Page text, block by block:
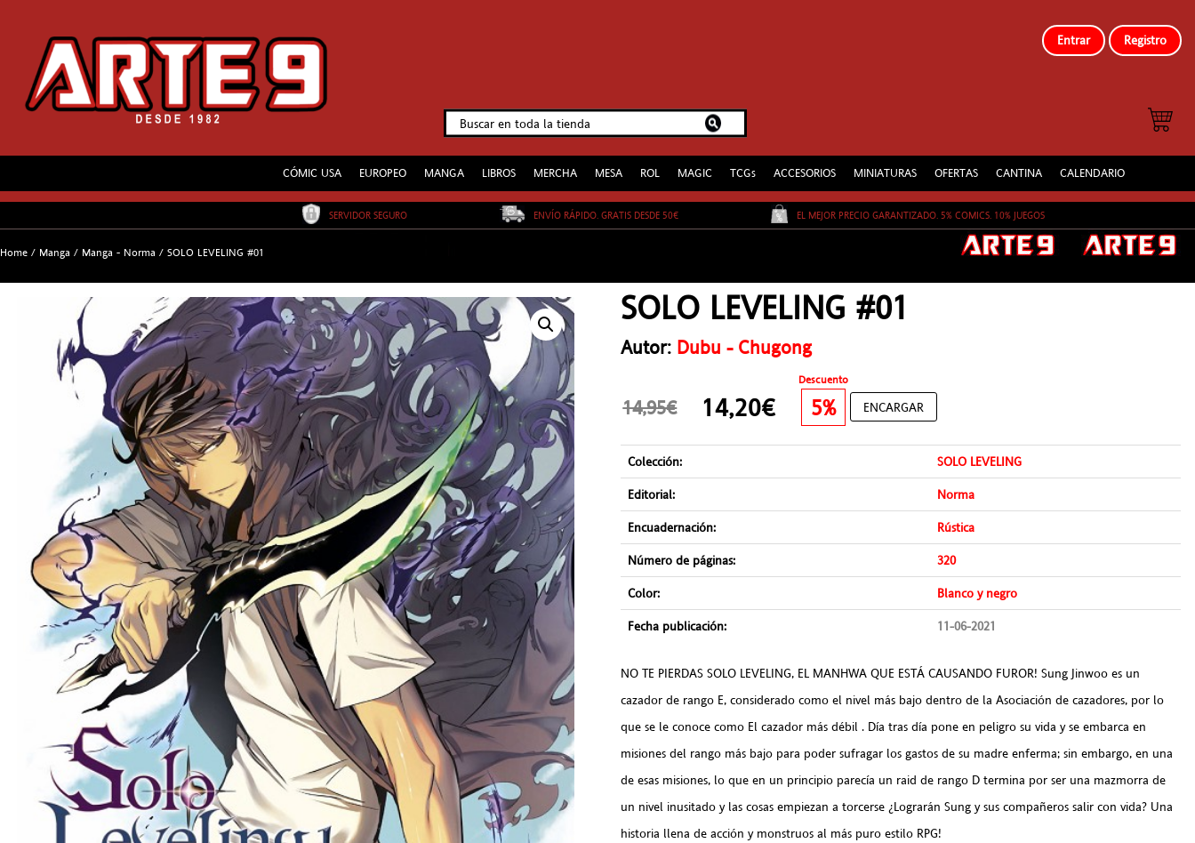
Entrar Registro
CÓMIC USA EUROPEO MANGA LIBROS MERCHA MESA ROL MAGIC TCGs ACCESORIOS MINIATURAS OFERTAS CANTINA CALENDARIO
SERVIDOR SEGURO ENVÍO RÁPIDO. GRATIS DESDE 50€ EL MEJOR PRECIO GARANTIZADO. 5% COMICS. 10% JUEGOS
Home / Manga / Manga - Norma / SOLO LEVELING #01
SOLO LEVELING #01
Autor: Dubu - Chugong
Descuento
14,95€ 14,20€ 5% ENCARGAR
Colección:
SOLO LEVELING
Editorial:
Norma
Encuadernación:
Rústica
Número de páginas:
320
Color:
Blanco y negro
Fecha publicación:
11-06-2021
NO TE PIERDAS SOLO LEVELING, EL MANHWA QUE ESTÁ CAUSANDO FUROR! Sung Jinwoo es un
cazador de rango E, considerado como el nivel más bajo dentro de la Asociación de cazadores, por lo
que se le conoce como El cazador más débil . Día tras día pone en peligro su vida y se embarca en
misiones del rango más bajo para poder sufragar los gastos de su madre enferma; sin embargo, en una
de esas misiones, lo que en un principio parecía un raid de rango D termina por ser una mazmorra de
un nivel inusitado y las cosas empiezan a torcerse ¿Lograrán Sung y sus compañeros salir con vida? Una
historia llena de acción y monstruos al más puro estilo RPG!